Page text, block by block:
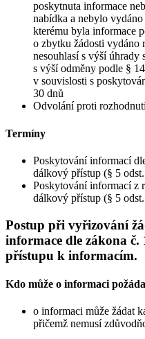
poskytnuta informace
nabídka a nebylo
kterému byla informace
o zbytku žádosti vydáno
nesouhlasí s výší úhrady
s výší odměny podle §
v souvislosti s
30 dnů
Odvolání proti
Termíny
Poskytování informací
dálkový přístup (§ 5
Poskytování informací z
dálkový přístup (§ 5
Postup při vyřizování
informace dle zákona č.
přístupu k informacím.
Kdo může o informaci
o informaci může žádat
přičemž nemusí